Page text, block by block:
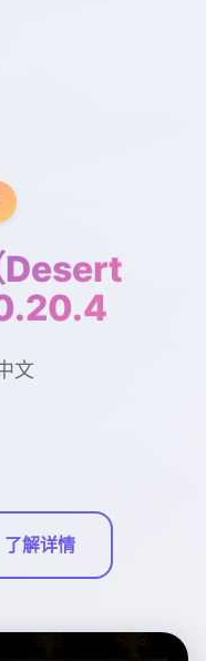
Desert
文
了解详情